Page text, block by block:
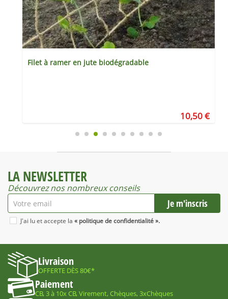
Filet à ramer en jute biodégradable
10,50 €
LA NEWSLETTER
Découvrez nos nombreux conseils
J'ai lu et accepte la « politique de confidentialité ».
Livraison
OFFERTE DÈS 80€*
Paiement
CB, 3 à 10x CB, Virement, Chèques, 3xChèques